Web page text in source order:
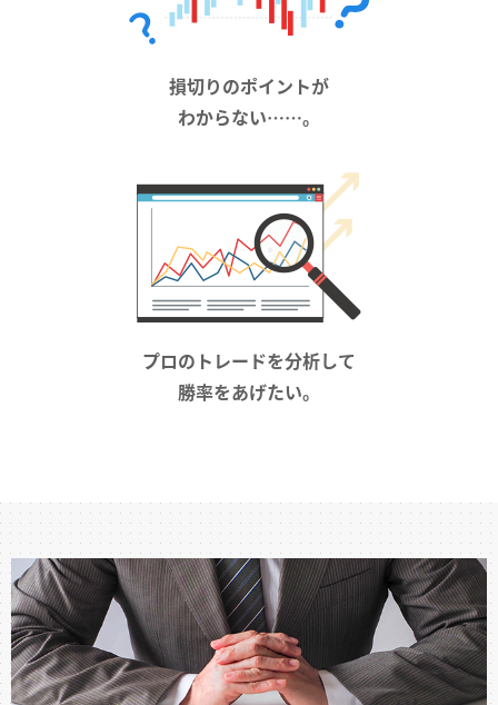
損切りのポイントが
わからない……。
プロのトレードを分析して
勝率をあげたい。